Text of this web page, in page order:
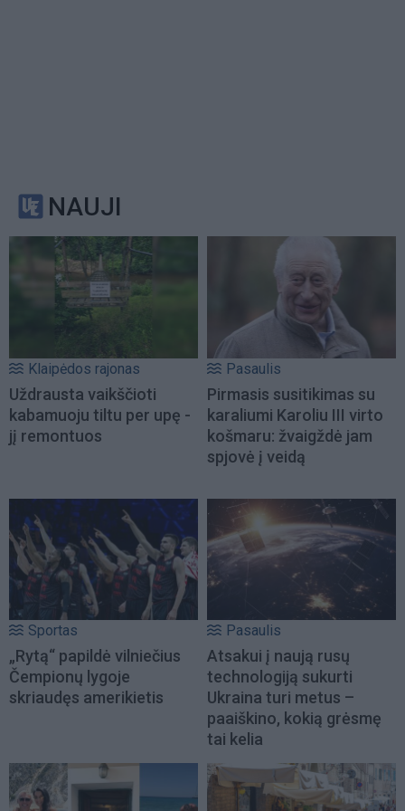
NAUJI
Klaipėdos rajonas
Uždrausta vaikščioti
kabamuoju tiltu per upę -
jį remontuos
Pasaulis
Pirmasis susitikimas su
karaliumi Karoliu III virto
košmaru: žvaigždė jam
spjovė į veidą
Sportas
„Rytą“ papildė vilniečius
Čempionų lygoje
skriaudęs amerikietis
Pasaulis
Atsakui į naują rusų
technologiją sukurti
Ukraina turi metus –
paaiškino, kokią grėsmę
tai kelia